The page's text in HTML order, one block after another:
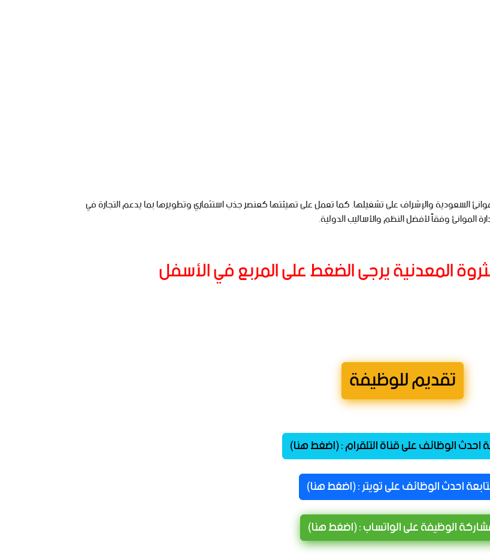
وتهدف إلى تنظيم إدارة الموانئ السعودية والإشراف على تشغيلها. كما تعمل على تهيئتها كعنصر جذب استثماري وتطويرها بما يدعم التجارة في
الموانئ وفقاً لأفضل النظم والأساليب الدولية.
المعدنية يرجى الضغط على المربع في الأسفل
تقديم للوظيفة
احدث الوظائف على قناة التلقرام : (اضغط هنا)
احدث الوظائف على تويتر : (اضغط هنا)
الوظيفة على الواتساب : (اضغط هنا)